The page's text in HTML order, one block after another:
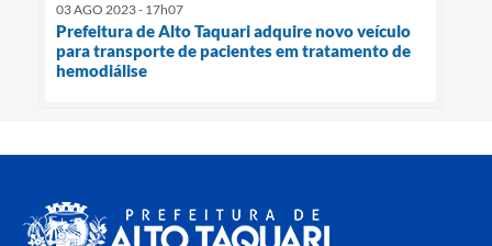
03 AGO 2023 - 17h07
Prefeitura de Alto Taquari adquire novo veículo
para transporte de pacientes em tratamento de
hemodiálise